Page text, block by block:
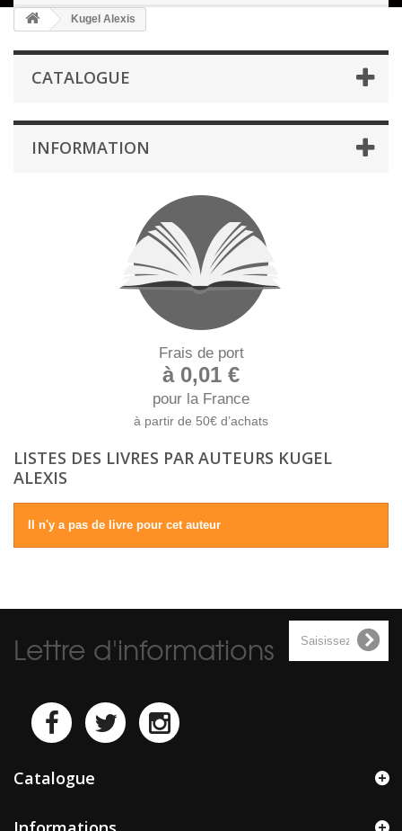
Kugel Alexis
CATALOGUE
INFORMATION
Frais de port
à 0,01 €
pour la France
à partir de 50€ d’achats
LISTES DES LIVRES PAR AUTEURS KUGEL
ALEXIS
Il n'y a pas de livre pour cet auteur
Lettre d'informations
Catalogue